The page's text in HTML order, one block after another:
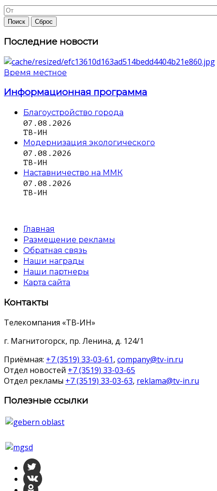
Последние новости
Время местное
Информационная программа
Благоустройство города
07.08.2026
ТВ-ИН
Модернизация экологического
07.08.2026
ТВ-ИН
Наставничество на ММК
07.08.2026
ТВ-ИН
Главная
Размещение рекламы
Обратная связь
Наши награды
Наши партнеры
Карта сайта
Контакты
Телекомпания «ТВ-ИН»
г. Магнитогорск, пр. Ленина, д. 124/1
Приёмная: +7 (3519) 33-03-61, company@tv-in.ru
Отдел новостей +7 (3519) 33-03-65
Отдел рекламы +7 (3519) 33-03-63, reklama@tv-in.ru
Полезные ссылки